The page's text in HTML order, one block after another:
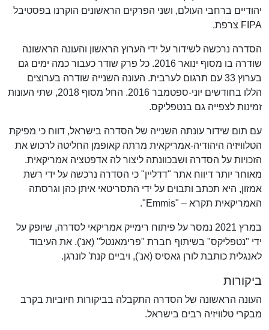
יהודיים ברחבי העולם, ושני הפרקים הראשונים הוקרנו בפסטיבל
FIPA צרפת.
הסדרה נרכשה לשידור על ידי הערוץ הראשון והעונה הראשונה
שודרה בו מסוף ינואר 2016. כל פרק שודר כעבור כמה ימים גם
בערוץ 33 עם תרגום לערבית. העונה השנייה שודרה בערוצים
הללו בחודשים יוני-ספטמבר 2016. החל מסוף 2018, שתי העונות
זמינות לצפייה גם בנטפליקס.
עם תום שידור עונתה השנייה של הסדרה בישראל, דווח כי מפיקת
הטלוויזיה היהודיה-אמריקאית מרתה קאופמן החליטה לרכוש את
הזכויות על הסדרה ושבכוונתה ליצור לה אדפטציה אמריקאית.
מאוחר יותר דיווח אתר "דדליין" כי הסדרה נרכשה על ידי רשת
אמזון, היא תכתב ותבוים על ידי התסריטאי איתן כהן וגרסתה
האמריקאית תקרא – "Emmis".
במרץ 2021 נמסר על פיתוח רימייק אמריקאי לסדרה, שיופק על
ידי "נטפליקס" בשיתוף חברת "פרימאנטל" (אנ'). את העיבוד
לאנגלית כותבת לורן גאסיס (אנ'), ויביים קנת' לונרגן.
ביקורות
העונה הראשונה של הסדרה התקבלה בביקורות חיוביות בקרב
מבקרי טלוויזיה רבים בישראל.